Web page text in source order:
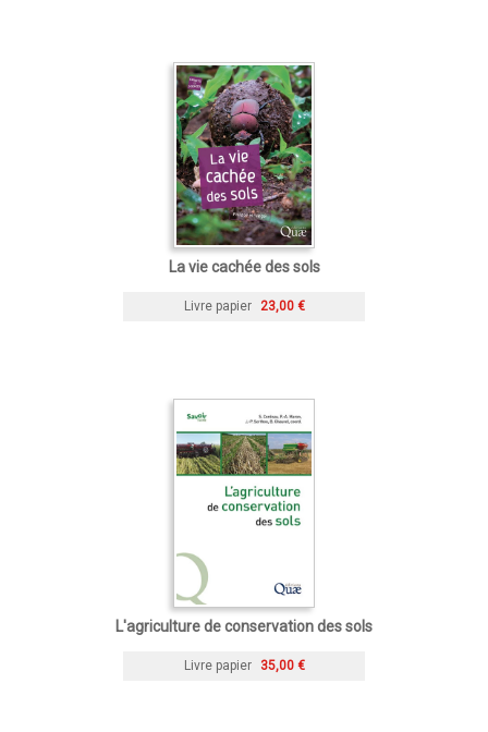
La vie cachée des sols
Livre papier 23,00 €
L'agriculture de conservation des sols
Livre papier 35,00 €